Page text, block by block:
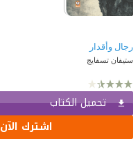
رجال وأقدار
ستيفان تسفايج
تحميل الكتاب
اشترك الآن